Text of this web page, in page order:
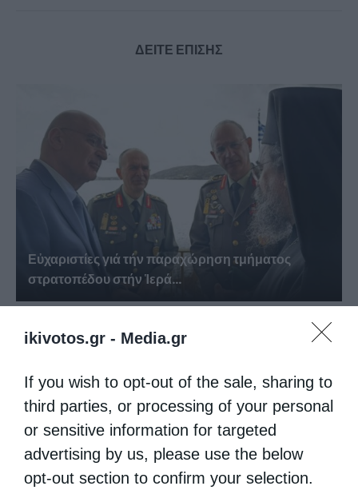
ikivotos.gr - Media.gr
If you wish to opt-out of the sale, sharing to
third parties, or processing of your personal
or sensitive information for targeted
advertising by us, please use the below
opt-out section to confirm your selection.
ΔΕΙΤΕ ΕΠΙΣΗΣ
Εὐχαριστίες γιά τήν παραχώρηση τμήματος
στρατοπέδου στήν Ἱερά...